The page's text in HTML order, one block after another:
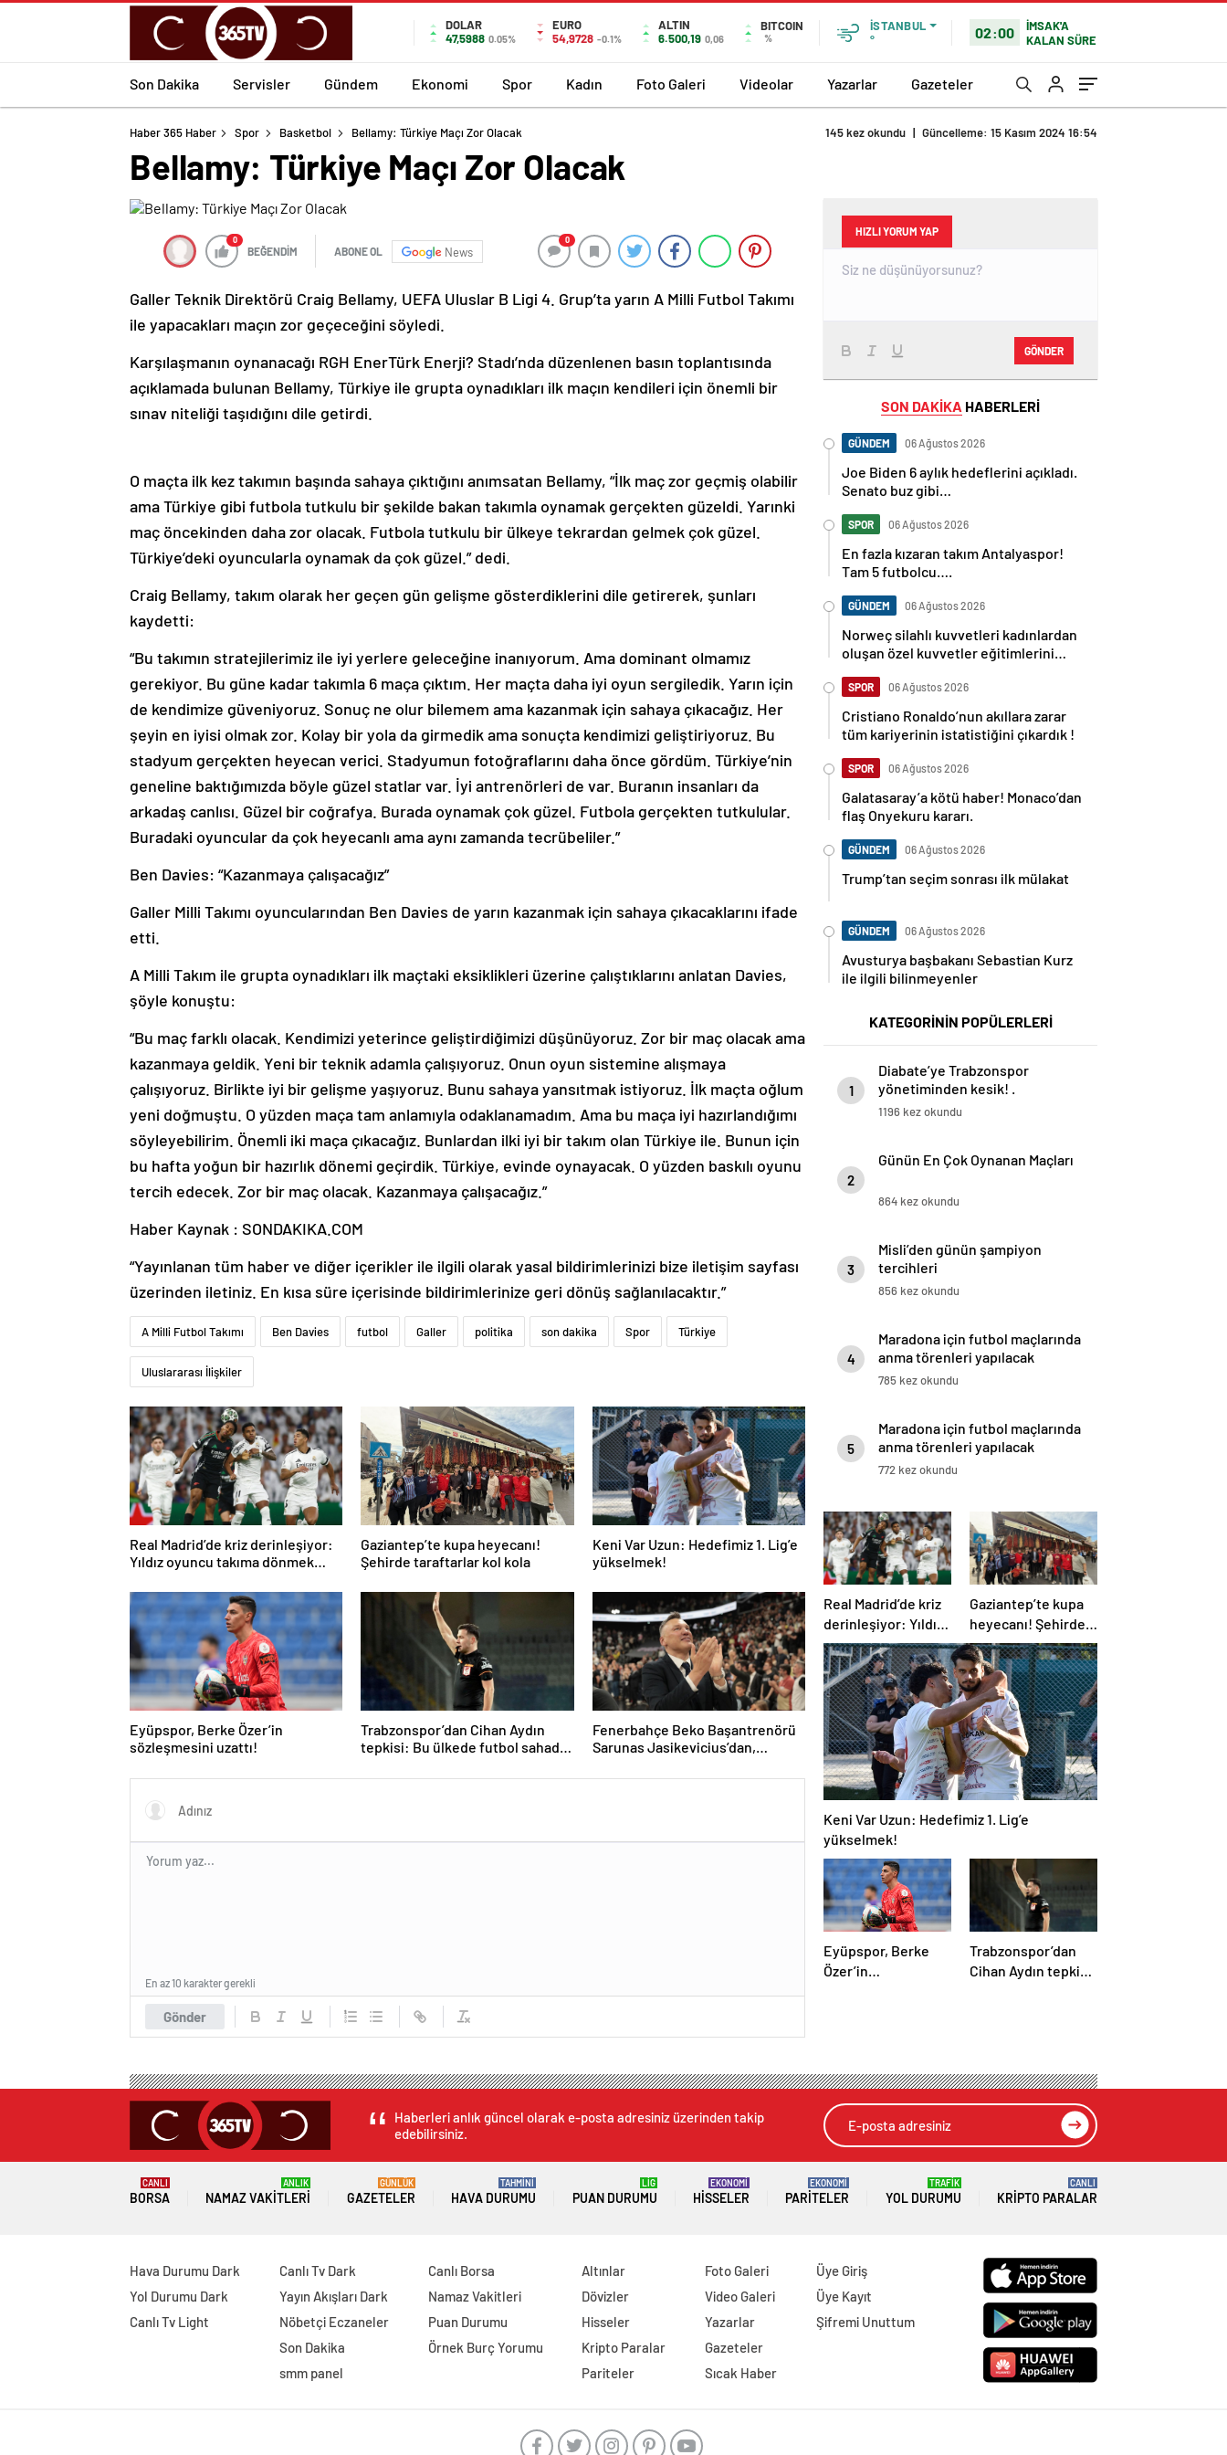
DOLAR
47,5988 0.05%
EURO
54,9728 -0.1%
ALTIN
6.500,19 0,06
BITCOIN
%
İSTANBUL
°
02:00
İMSAK'A
KALAN SÜRE
Son Dakika Servisler Gündem Ekonomi Spor Kadın Foto Galeri Videolar Yazarlar Gazeteler
Haber 365 Haber Spor Basketbol Bellamy: Türkiye Maçı Zor Olacak 145 kez okundu | Güncelleme: 15 Kasım 2024 16:54
Bellamy: Türkiye Maçı Zor Olacak
0
BEĞENDİM ABONE OL News
0
Galler Teknik Direktörü Craig Bellamy, UEFA Uluslar B Ligi 4. Grup’ta yarın A Milli Futbol Takımı
ile yapacakları maçın zor geçeceğini söyledi.
Karşılaşmanın oynanacağı RGH EnerTürk Enerji? Stadı’nda düzenlenen basın toplantısında
açıklamada bulunan Bellamy, Türkiye ile grupta oynadıkları ilk maçın kendileri için önemli bir
sınav niteliği taşıdığını dile getirdi.
O maçta ilk kez takımın başında sahaya çıktığını anımsatan Bellamy, “İlk maç zor geçmiş olabilir
ama Türkiye gibi futbola tutkulu bir şekilde bakan takımla oynamak gerçekten güzeldi. Yarınki
maç öncekinden daha zor olacak. Futbola tutkulu bir ülkeye tekrardan gelmek çok güzel.
Türkiye’deki oyuncularla oynamak da çok güzel.” dedi.
Craig Bellamy, takım olarak her geçen gün gelişme gösterdiklerini dile getirerek, şunları
kaydetti:
“Bu takımın stratejilerimiz ile iyi yerlere geleceğine inanıyorum. Ama dominant olmamız
gerekiyor. Bu güne kadar takımla 6 maça çıktım. Her maçta daha iyi oyun sergiledik. Yarın için
de kendimize güveniyoruz. Sonuç ne olur bilemem ama kazanmak için sahaya çıkacağız. Her
şeyin en iyisi olmak zor. Kolay bir yola da girmedik ama sonuçta kendimizi geliştiriyoruz. Bu
stadyum gerçekten heyecan verici. Stadyumun fotoğraflarını daha önce gördüm. Türkiye’nin
geneline baktığımızda böyle güzel statlar var. İyi antrenörleri de var. Buranın insanları da
arkadaş canlısı. Güzel bir coğrafya. Burada oynamak çok güzel. Futbola gerçekten tutkulular.
Buradaki oyuncular da çok heyecanlı ama aynı zamanda tecrübeliler.”
Ben Davies: “Kazanmaya çalışacağız”
Galler Milli Takımı oyuncularından Ben Davies de yarın kazanmak için sahaya çıkacaklarını ifade
etti.
A Milli Takım ile grupta oynadıkları ilk maçtaki eksiklikleri üzerine çalıştıklarını anlatan Davies,
şöyle konuştu:
“Bu maç farklı olacak. Kendimizi yeterince geliştirdiğimizi düşünüyoruz. Zor bir maç olacak ama
kazanmaya geldik. Yeni bir teknik adamla çalışıyoruz. Onun oyun sistemine alışmaya
çalışıyoruz. Birlikte iyi bir gelişme yaşıyoruz. Bunu sahaya yansıtmak istiyoruz. İlk maçta oğlum
yeni doğmuştu. O yüzden maça tam anlamıyla odaklanamadım. Ama bu maça iyi hazırlandığımı
söyleyebilirim. Önemli iki maça çıkacağız. Bunlardan ilki iyi bir takım olan Türkiye ile. Bunun için
bu hafta yoğun bir hazırlık dönemi geçirdik. Türkiye, evinde oynayacak. O yüzden baskılı oyunu
tercih edecek. Zor bir maç olacak. Kazanmaya çalışacağız.”
Haber Kaynak : SONDAKIKA.COM
“Yayınlanan tüm haber ve diğer içerikler ile ilgili olarak yasal bildirimlerinizi bize iletişim sayfası
üzerinden iletiniz. En kısa süre içerisinde bildirimlerinize geri dönüş sağlanılacaktır.”
A Milli Futbol Takımı Ben Davies futbol Galler politika son dakika Spor Türkiye
Uluslararası İlişkiler
Real Madrid’de kriz derinleşiyor:
Yıldız oyuncu takıma dönmek
Gaziantep’te kupa heyecanı!
Şehirde taraftarlar kol kola
Keni Var Uzun: Hedefimiz 1. Lig’e
yükselmek!
Eyüpspor, Berke Özer’in
sözleşmesini uzattı!
Trabzonspor’dan Cihan Aydın
tepkisi: Bu ülkede futbol sahada
Fenerbahçe Beko Başantrenörü
Sarunas Jasikevicius’dan,
Gönder
En az 10 karakter gerekli
HIZLI YORUM YAP
GÖNDER
SON DAKİKA HABERLERİ
GÜNDEM 06 Ağustos 2026
Joe Biden 6 aylık hedeflerini açıkladı.
Senato buz gibi…
SPOR 06 Ağustos 2026
En fazla kızaran takım Antalyaspor!
Tam 5 futbolcu….
GÜNDEM 06 Ağustos 2026
Norweç silahlı kuvvetleri kadınlardan
oluşan özel kuvvetler eğitimlerini
SPOR 06 Ağustos 2026
Cristiano Ronaldo’nun akıllara zarar
tüm kariyerinin istatistiğini çıkardık !
SPOR 06 Ağustos 2026
Galatasaray’a kötü haber! Monaco’dan
flaş Onyekuru kararı.
GÜNDEM 06 Ağustos 2026
Trump’tan seçim sonrası ilk mülakat
GÜNDEM 06 Ağustos 2026
Avusturya başbakanı Sebastian Kurz
ile ilgili bilinmeyenler
KATEGORİNİN POPÜLERLERİ
1
Diabate’ye Trabzonspor
yönetiminden kesik! .
1196 kez okundu
2
Günün En Çok Oynanan Maçları
864 kez okundu
3
Misli’den günün şampiyon
tercihleri
856 kez okundu
4
Maradona için futbol maçlarında
anma törenleri yapılacak
785 kez okundu
5
Maradona için futbol maçlarında
anma törenleri yapılacak
772 kez okundu
Real Madrid’de kriz
derinleşiyor: Yıldız
oyuncu takıma
dönmek istemiyor
Gaziantep’te kupa
heyecanı! Şehirde
taraftarlar kol kola
Keni Var Uzun: Hedefimiz 1. Lig’e
yükselmek!
Eyüpspor, Berke
Özer’in
Trabzonspor’dan
Cihan Aydın tepkisi:
Haberleri anlık güncel olarak e-posta adresiniz üzerinden takip
edebilirsiniz.
BORSA
CANLI
NAMAZ VAKITLERI
ANLIK
GAZETELER
GÜNLÜK
HAVA DURUMU
TAHMİNİ
PUAN DURUMU
LİG
HISSELER
EKONOMİ
PARITELER
EKONOMİ
YOL DURUMU
TRAFİK
KRIPTO PARALAR
CANLI
Hava Durumu Dark
Yol Durumu Dark
Canlı Tv Light
Canlı Tv Dark
Yayın Akışları Dark
Nöbetçi Eczaneler
Son Dakika
smm panel
Canlı Borsa
Namaz Vakitleri
Puan Durumu
Örnek Burç Yorumu
Altınlar
Dövizler
Hisseler
Kripto Paralar
Pariteler
Foto Galeri
Video Galeri
Yazarlar
Gazeteler
Sıcak Haber
Üye Giriş
Üye Kayıt
Şifremi Unuttum